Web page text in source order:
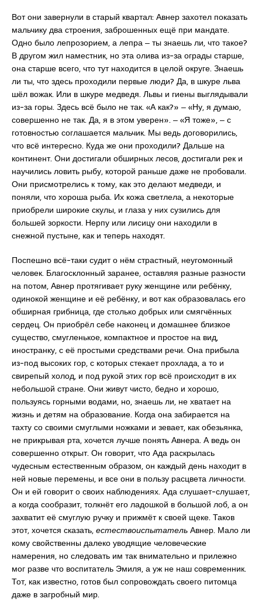
Вот они завернули в старый квартал: Авнер захотел показать
мальчику два строения, заброшенных ещё при мандате.
Одно было лепрозорием, а лепра ‒ ты знаешь ли, что такое?
В другом жил наместник, но эта олива из-за ограды старше,
она старше всего, что тут находится в целой округе. Знаешь
ли ты, что здесь проходили первые люди? Да, в шкуре льва
шёл вожак. Или в шкуре медведя. Львы и гиены выглядывали
из-за горы. Здесь всё было не так. «А как?» ‒ «Ну, я думаю,
совершенно не так. Да, я в этом уверен». ‒ «Я тоже», ‒ с
готовностью соглашается мальчик. Мы ведь договорились,
что всё интересно. Куда же они проходили? Дальше на
континент. Они достигали обширных лесов, достигали рек и
научились ловить рыбу, которой раньше даже не пробовали.
Они присмотрелись к тому, как это делают медведи, и
поняли, что хороша рыба. Их кожа светлела, а некоторые
приобрели широкие скулы, и глаза у них сузились для
большей зоркости. Нерпу или лисицу они находили в
снежной пустыне, как и теперь находят.
Поспешно всё-таки судит о нём страстный, неугомонный
человек. Благосклонный заранее, оставляя разные разности
на потом, Авнер протягивает руку женщине или ребёнку,
одинокой женщине и её ребёнку, и вот как образовалась его
обширная грибница, где столько добрых или смягчённых
сердец. Он приобрёл себе наконец и домашнее близкое
существо, смугленькое, компактное и простое на вид,
иностранку, с её простыми средствами речи. Она прибыла
из-под высоких гор, с которых стекает прохлада, а то и
свирепый холод, и под рукой этих гор всё происходит в их
небольшой стране. Они живут чисто, бедно и хорошо,
пользуясь горными водами, но, знаешь ли, не хватает на
жизнь и детям на образование. Когда она забирается на
тахту со своими смуглыми ножками и зевает, как обезьянка,
не прикрывая рта, хочется лучше понять Авнера. А ведь он
совершенно открыт. Он говорит, что Ада раскрылась
чудесным естественным образом, он каждый день находит в
ней новые перемены, и все они в пользу расцвета личности.
Он и ей говорит о своих наблюдениях. Ада слушает-слушает,
а когда сообразит, толкнёт его ладошкой в большой лоб, а он
захватит её смуглую ручку и прижмёт к своей щеке. Таков
этот, хочется сказать,естествоиспытательАвнер. Мало ли
кому свойственны далеко уводящие человеческие
намерения, но следовать им так внимательно и прилежно
мог разве что воспитатель Эмиля, а уж не наш современник.
Тот, как известно, готов был сопровождать своего питомца
даже в загробный мир.